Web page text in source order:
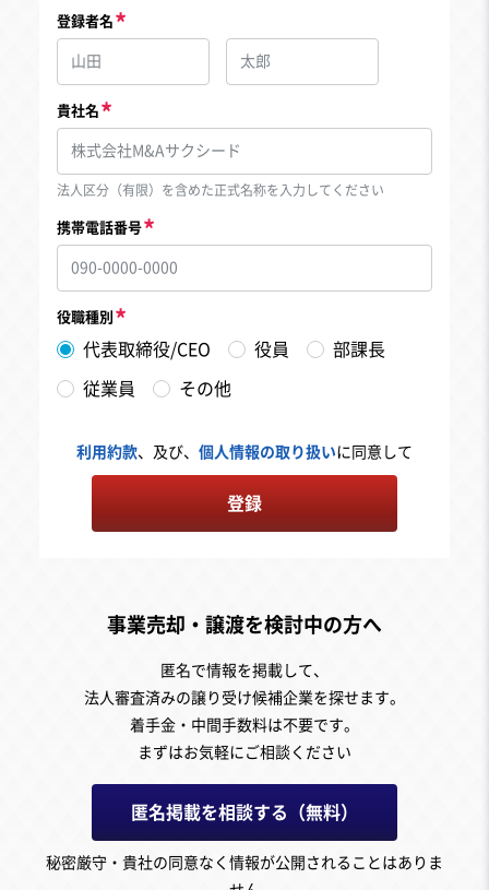
登録者名
貴社名
法人区分（有限）を含めた正式名称を入力してください
携帯電話番号
役職種別
代表取締役/CEO 役員 部課長
従業員 その他
利用約款、及び、 個人情報の取り扱いに同意して
登録
事業売却・譲渡を検討中の方へ
匿名で情報を掲載して、
法人審査済みの譲り受け候補企業を探せます。
着手金・中間手数料は不要です。
まずはお気軽にご相談ください
匿名掲載を相談する（無料）
秘密厳守・貴社の同意なく情報が公開されることはありま